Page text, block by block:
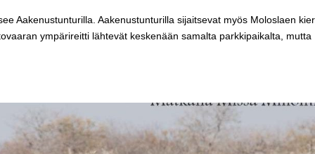
Aakenustunturilla. Aakenustunturilla sijaitsevat myös Moloslaen
ympärireitti lähtevät keskenään samalta parkkipaikalta, mutta